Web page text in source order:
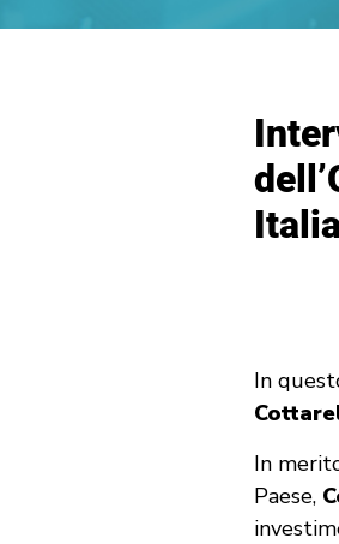
In
In
Paese,